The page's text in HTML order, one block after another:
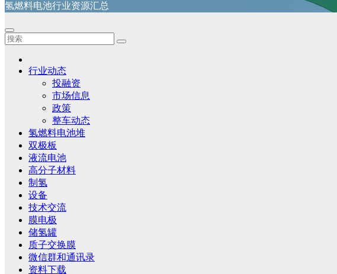
氢燃料电池行业资源汇总
行业动态
投融资
市场信息
政策
整车动态
氢燃料电池堆
双极板
液流电池
高分子材料
制氢
设备
技术交流
膜电极
储氢罐
质子交换膜
微信群和通讯录
资料下载